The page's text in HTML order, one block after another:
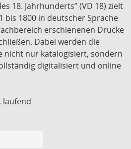
18. Jahrhunderts” (VD 18) zielt
bis 1800 in deutscher Sprache
erschienenen Drucke
Dabei werden die
nicht nur katalogisiert, sondern
digitalisiert und online
laufend